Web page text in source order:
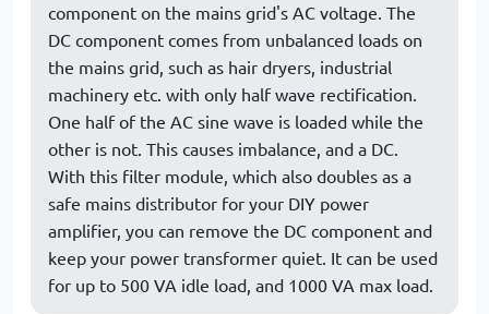
component on the mains grid's AC voltage. The
DC component comes from unbalanced loads on
the mains grid, such as hair dryers, industrial
machinery etc. with only half wave rectification.
One half of the AC sine wave is loaded while the
other is not. This causes imbalance, and a DC.
With this filter module, which also doubles as a
safe mains distributor for your DIY power
amplifier, you can remove the DC component and
keep your power transformer quiet. It can be used
for up to 500 VA idle load, and 1000 VA max load.